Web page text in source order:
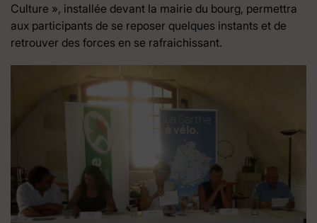
Culture », installée devant la mairie du bourg, permettra
aux participants de se reposer quelques instants et de
retrouver des forces en se rafraichissant.